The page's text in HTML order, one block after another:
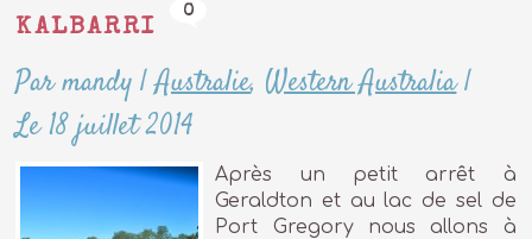
KALBARRI
0
Par mandy |Australie, Western Australia|
Le 18 juillet 2014
Après un petit arrêt à
Geraldton et au lac de sel de
Port Gregory nous allons à